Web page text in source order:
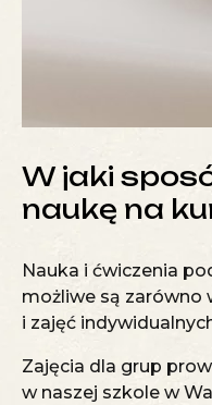
W jaki
naukę na
Nauka i ćwiczenia
możliwe są zarówno
i zajęć
Zajęcia dla grup
w naszej szkole w